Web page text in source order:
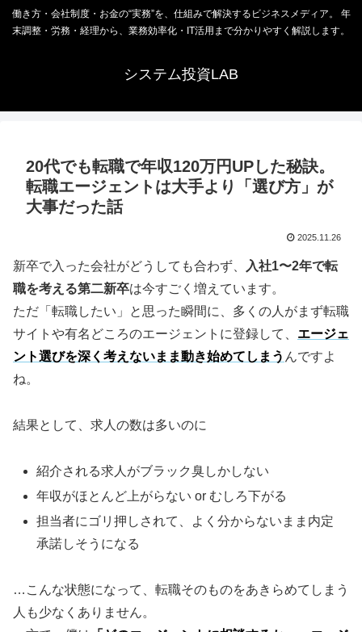
働き方・会社制度・お金の“実務”を、仕組みで解決するビジネスメディア。 年
末調整・労務・経理から、業務効率化・IT活用まで分かりやすく解説します。
システム投資LAB
20代でも転職で年収120万円UPした秘訣。
転職エージェントは大手より「選び方」が
大事だった話
2025.11.26
新卒で入った会社がどうしても合わず、
入社1〜2年で転
職を考える第二新卒は今すごく増えています。
ただ「転職したい」と思った瞬間に、多くの人がまず転職
サイトや有名どころのエージェントに登録して、 エージェ
ント選びを深く考えないまま動き始めてしまう んですよ
ね。
結果として、求人の数は多いのに
紹介される求人がブラック臭しかしない
年収がほとんど上がらない or むしろ下がる
担当者にゴリ押しされて、よく分からないまま内定
承諾しそうになる
…こんな状態になって、転職そのものをあきらめてしまう
人も少なくありません。